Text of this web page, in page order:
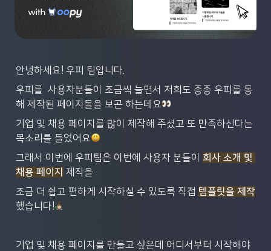
안녕하세요! 우피 팀입니다.
우피를  사용자분들이 조금씩 늘면서 저희도 종종 우피를 통
해 제작된 페이지들을 보곤 하는데요
기업 및 채용 페이지를 많이 제작해 주셨고 또 만족하신다는
목소리를 들었어요
그래서 이번에 우피팀은 이번에 사용자 분들이 회사 소개 및
채용 페이지 제작을
조금 더 쉽고 편하게 시작하실 수 있도록 직접 템플릿을 제작
했습니다!
기업 및 채용 페이지를 만들고 싶은데 어디서부터 시작해야